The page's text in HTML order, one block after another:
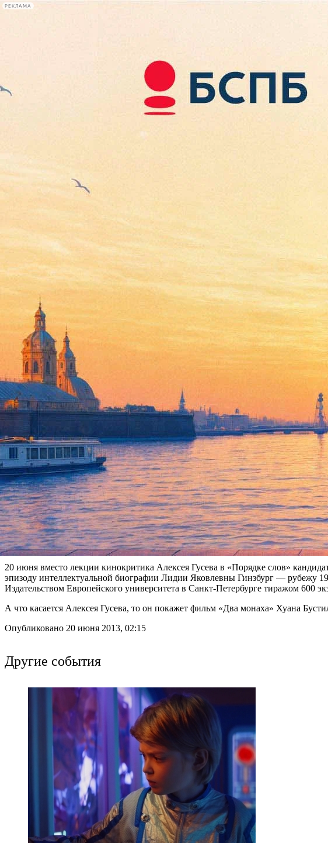
РЕКЛАМА
лекции
книги
Станислав Савицкий представит
20 июня 2013, четверг,19.30
Версия для печати
Все книги
Все лекции
Порядок слов
Все книжные магазины
20 июня вместо лекции кинокритика Алексея Гусева в «Порядке слов»
эпизоду интеллектуальной биографии Лидии Яковлевны Гинзбург — рубежу
Издательством Европейского университета в Санкт-Петербурге тиражом 600
А что касается Алексея Гусева, то он покажет фильм «Два монаха» Хуана
Опубликовано 20 июня 2013, 02:15
Другие события